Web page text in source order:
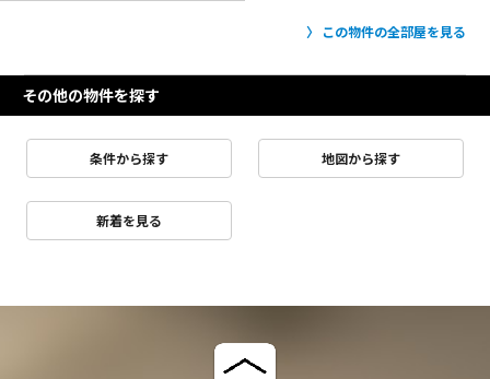
この物件の全部屋を見る
その他の物件を探す
条件から探す 地図から探す
新着を見る